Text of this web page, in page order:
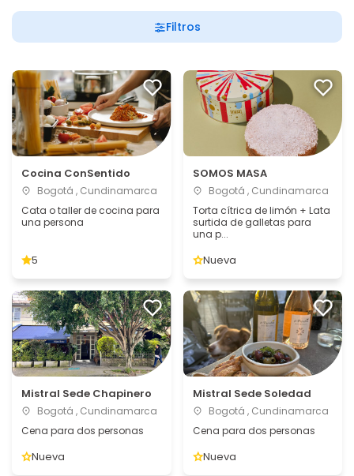
Filtros
Cocina ConSentido
Bogotá , Cundinamarca
Cata o taller de cocina para
una persona
5
SOMOS MASA
Bogotá , Cundinamarca
Torta cítrica de limón + Lata
surtida de galletas para
una p...
Nueva
Mistral Sede Chapinero
Bogotá , Cundinamarca
Cena para dos personas
Nueva
Mistral Sede Soledad
Bogotá , Cundinamarca
Cena para dos personas
Nueva